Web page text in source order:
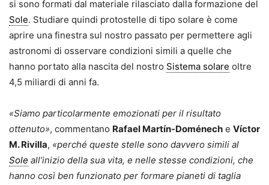
si sono formati dal materiale rilasciato dalla formazione del
Sole. Studiare quindi protostelle di tipo solare è come
aprire una finestra sul nostro passato per permettere agli
astronomi di osservare condizioni simili a quelle che
hanno portato alla nascita del nostro Sistema solare oltre
4,5 miliardi di anni fa.
«Siamo particolarmente emozionati per il risultato
ottenuto», commentano Rafael Martín-Doménech e Víctor
M. Rivilla, «perché queste stelle sono davvero simili al
Sole all’inizio della sua vita, e nelle stesse condizioni, che
hanno così ben funzionato per formare pianeti di taglia